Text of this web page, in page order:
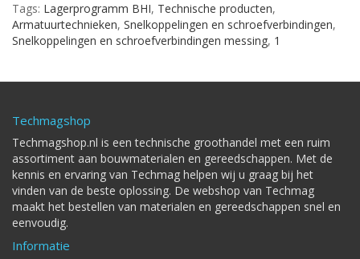
Tags: Lagerprogramm BHI, Technische producten,
Armatuurtechnieken, Snelkoppelingen en schroefverbindingen,
Snelkoppelingen en schroefverbindingen messing, 1
Techmagshop
Techmagshop.nl is een technische groothandel met een ruim
assortiment aan bouwmaterialen en gereedschappen. Met de
kennis en ervaring van Techmag helpen wij u graag bij het
vinden van de beste oplossing. De webshop van Techmag
maakt het bestellen van materialen en gereedschappen snel en
eenvoudig.
Informatie